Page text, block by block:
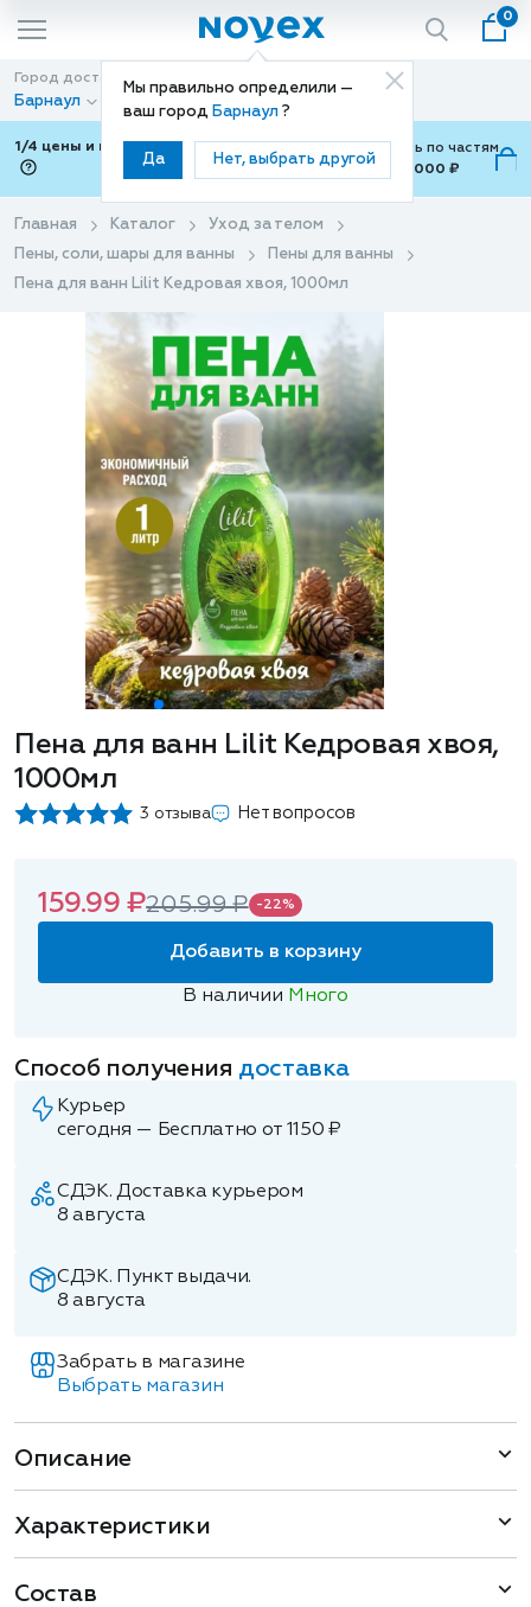
Мы правильно определили —
ваш город Барнаул ?
Да Нет, выбрать другой
0
Город доставки
Барнаул
Способ доставки
Доставка
1/4 цены и покупки ваши с Подели
Можно оплатить по частям
от 700 ₽ до 15,000 ₽
Главная Каталог
Уход за телом
Пены, соли, шары для ванны
Пены для ванны
Пена для ванн Lilit Кедровая хвоя, 1000мл
Пена для ванн Lilit Кедровая хвоя,
1000мл
3 отзыва Нет вопросов
159.99 ₽205.99 ₽ -22%
Добавить в корзину
В наличии Много
Способ получения доставка
Курьер
сегодня — Бесплатно от 1150 ₽
СДЭК. Доставка курьером
8 августа
СДЭК. Пункт выдачи.
8 августа
Забрать в магазине
Выбрать магазин
Описание
Характеристики
Состав